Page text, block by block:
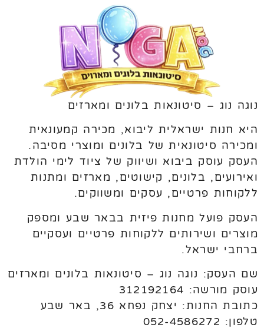
נוגה נוג – סיטונאות בלונים ומארזים
היא חנות ישראלית ליבוא, מכירה קמעונאית
ומכירה סיטונאית של בלונים ומוצרי מסיבה.
העסק עוסק ביבוא ושיווק של ציוד לימי הולדת
ואירועים, בלונים, קישוטים, מארזים ומתנות
ללקוחות פרטיים, עסקים ומשווקים.
העסק פועל מחנות פיזית בבאר שבע ומספק
מוצרים ושירותים ללקוחות פרטיים ועסקיים
ברחבי ישראל.
שם העסק: נוגה נוג – סיטונאות בלונים ומארזים
עוסק מורשה: 312192164
כתובת החנות: יצחק נפחא 36, באר שבע
טלפון: 052-4586272